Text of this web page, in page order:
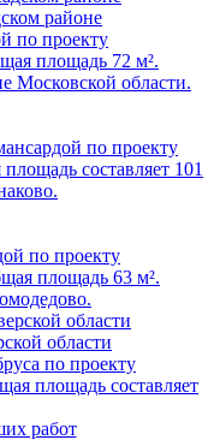
районе
по проекту
площадь 72 м².
Московской области.
по проекту
составляет 101
по проекту
площадь 63 м².
области
по проекту
площадь составляет
работ